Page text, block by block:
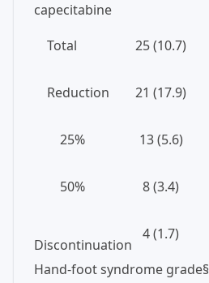
capecitabine
Total
25 (10.7)
Reduction 21 (17.9)
25% 13 (5.6)
50% 8 (3.4)
Discontinuation
4 (1.7)
Hand-foot syndrome grade§